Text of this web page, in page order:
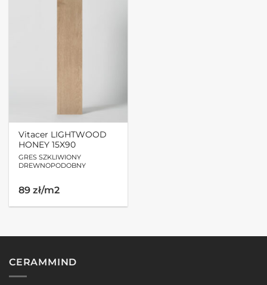
Vitacer LIGHTWOOD
HONEY 15X90
GRES SZKLIWIONY
DREWNOPODOBNY
Pierwotna
cena
Aktualna
cena
89 zł/m2
CERAMMIND